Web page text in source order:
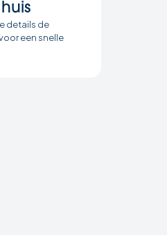
details de
een snelle